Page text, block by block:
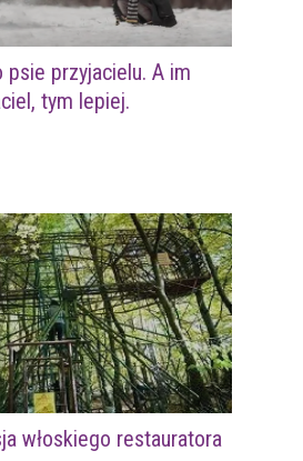
psie przyjacielu. A im
tym lepiej.
włoskiego restauratora